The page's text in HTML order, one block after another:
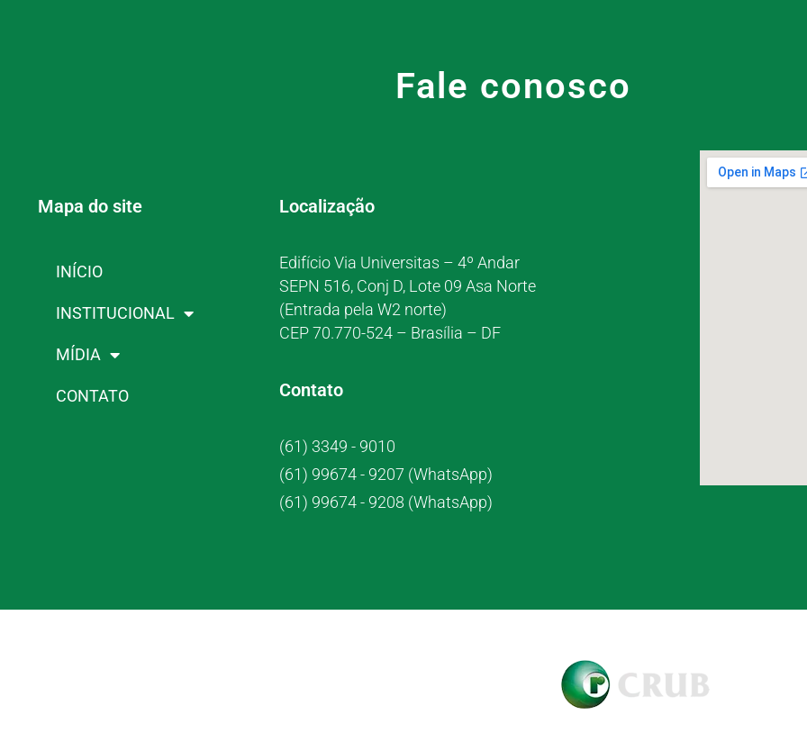
Fale conosco
Mapa do site
INÍCIO
INSTITUCIONAL
MÍDIA
CONTATO
Localização
Edifício Via Universitas – 4º Andar
SEPN 516, Conj D, Lote 09 Asa Norte
(Entrada pela W2 norte)
CEP 70.770-524 – Brasília – DF
Contato
(61) 3349 - 9010
(61) 99674 - 9207 (WhatsApp)
(61) 99674 - 9208 (WhatsApp)